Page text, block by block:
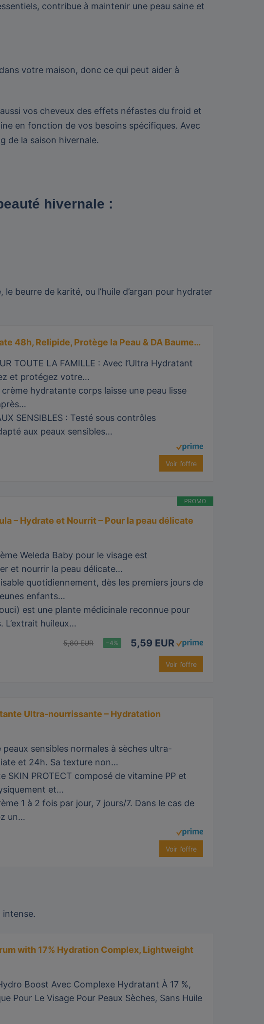
contribue à maintenir une peau saine et
votre maison, donc ce qui peut aider à
vos cheveux des effets néfastes du froid et
en fonction de vos besoins spécifiques. Avec
de la saison hivernale.
hivernale :
beurre de karité, ou l’huile d’argan pour hydrater
48h, Relipide, Protège la Peau & DA Baume…
TOUTE LA FAMILLE : Avec l’Ultra Hydratant
et protégez votre…
crème hydratante corps laisse une peau lisse
SENSIBLES : Testé sous contrôles
aux peaux sensibles…
Voir l’offre
PROMO
– Hydrate et Nourrit – Pour la peau délicate
Weleda Baby pour le visage est
et nourrir la peau délicate…
quotidiennement, dès les premiers jours de
enfants…
est une plante médicinale reconnue pour
L’extrait huileux…
5,80 EUR −4% 5,59 EUR
Voir l’offre
Ultra-nourrissante – Hydratation
peaux sensibles normales à sèches ultra-
et 24h. Sa texture non…
SKIN PROTECT composé de vitamine PP et
et…
1 à 2 fois par jour, 7 jours/7. Dans le cas de
un…
Voir l’offre
intense.
with 17% Hydration Complex, Lightweight
Boost Avec Complexe Hydratant À 17 %,
Pour Le Visage Pour Peaux Sèches, Sans Huile